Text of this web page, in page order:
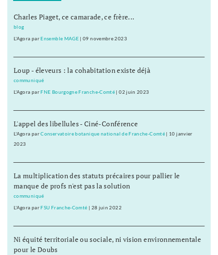
Charles Piaget, ce camarade, ce frère...
blog
L'Agora parEnsemble MAGE |09 novembre 2023
Loup - éleveurs : la cohabitation existe déjà
communiqué
L'Agora parFNE Bourgogne Franche-Comté |02 juin 2023
L'appel des libellules - Ciné-Conférence
L'Agora parConservatoire botanique national de Franche-Comté| 10 janvier
2023
La multiplication des statuts précaires pour pallier le
manque de profs n'est pas la solution
communiqué
L'Agora parFSU Franche-Comté | 28 juin 2022
Ni équité territoriale ou sociale, ni vision environnementale
pour le Doubs